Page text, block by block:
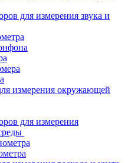
для измерения звука и
измерения окружающей
для измерения